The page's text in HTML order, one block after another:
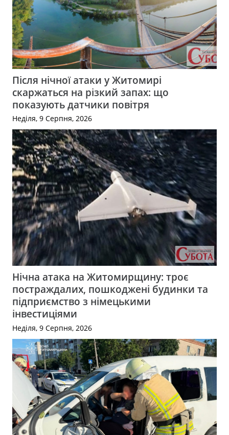
Після нічної атаки у Житомирі
скаржаться на різкий запах: що
показують датчики повітря
Неділя, 9 Серпня, 2026
Нічна атака на Житомирщину: троє
постраждалих, пошкоджені будинки та
підприємство з німецькими
інвестиціями
Неділя, 9 Серпня, 2026